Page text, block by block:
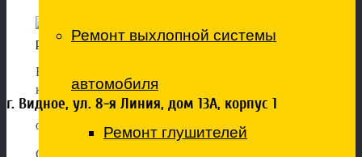
г. Видное, ул. 8-я Линия, дом 13А, корпус 1
Ремонт выхлопной системы
автомобиля
Ремонт глушителей
ремонту коммерческого транспорта.
Вы ищите специализированн
коммерческого транспорта?
“Техцентр 50” предлагает диагностику,
обслуживание микроавтобусов и фургонов.